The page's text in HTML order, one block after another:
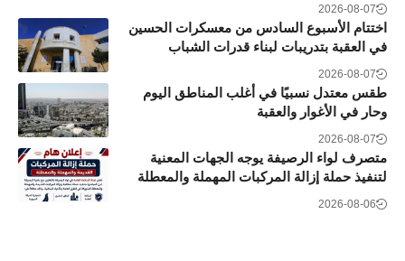
2026-08-07
اختتام الأسبوع السادس من معسكرات الحسين
في العقبة بتدريبات لبناء قدرات الشباب
2026-08-07
طقس معتدل نسبيًا في أغلب المناطق اليوم
وحار في الأغوار والعقبة
2026-08-07
متصرف لواء الرصيفة يوجه الجهات المعنية
لتنفيذ حملة إزالة المركبات المهملة والمعطلة
2026-08-06